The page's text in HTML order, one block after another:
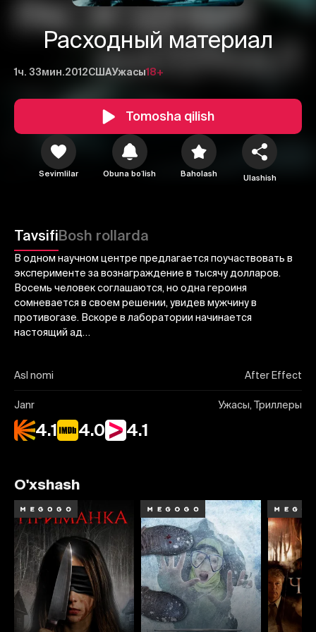
Расходный материал
1ч. 33мин.2012СШАУжасы18+
Tomosha qilish
Sevimlilar Obuna boʻlish Baholash Ulashish
TavsifiBosh rollarda
В одном научном центре предлагается поучаствовать в
эксперименте за вознаграждение в тысячу долларов.
Восемь человек соглашаются, но одна героиня
сомневается в своем решении, увидев мужчину в
противогазе. Вскоре в лаборатории начинается
настоящий ад…
Asl nomi After Effect
Janr Ужасы, Триллеры
4.1 4.0 4.1
1 2 3
Yuborish
O'xshash